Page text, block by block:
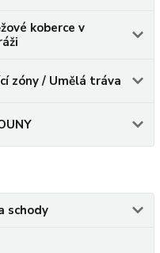
koberce v
zóny / Umělá tráva
schody